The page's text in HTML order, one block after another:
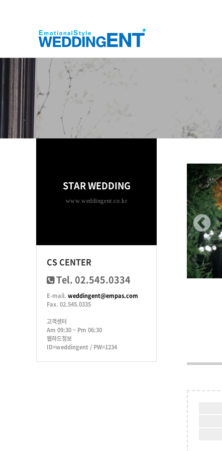
STAR WEDDING
www.weddingent.co.kr
CS CENTER
Tel. 02.545.0334
E-mail. weddingent@empas.com
Fax. 02.545.0335
고객센터
Am 09:30 ~ Pm 06:30
웹하드정보
ID=weddingent / PW=1234